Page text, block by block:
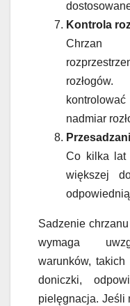
Kontrola
nadmiar
Co kilka lat
większej
Sadzenie
wymaga
warunków,
doniczki,
pielęgnacja. Jeśli